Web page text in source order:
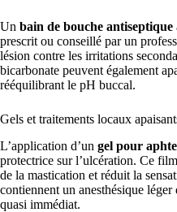
Un bain de bouche antiseptique
prescrit ou conseillé par un
lésion contre les irritations
bicarbonate peuvent également
rééquilibrant le pH buccal.
Gels et traitements locaux
L’application d’un gel pour aphte
protectrice sur l’ulcération. Ce
de la mastication et réduit la
contiennent un anesthésique
quasi immédiat.